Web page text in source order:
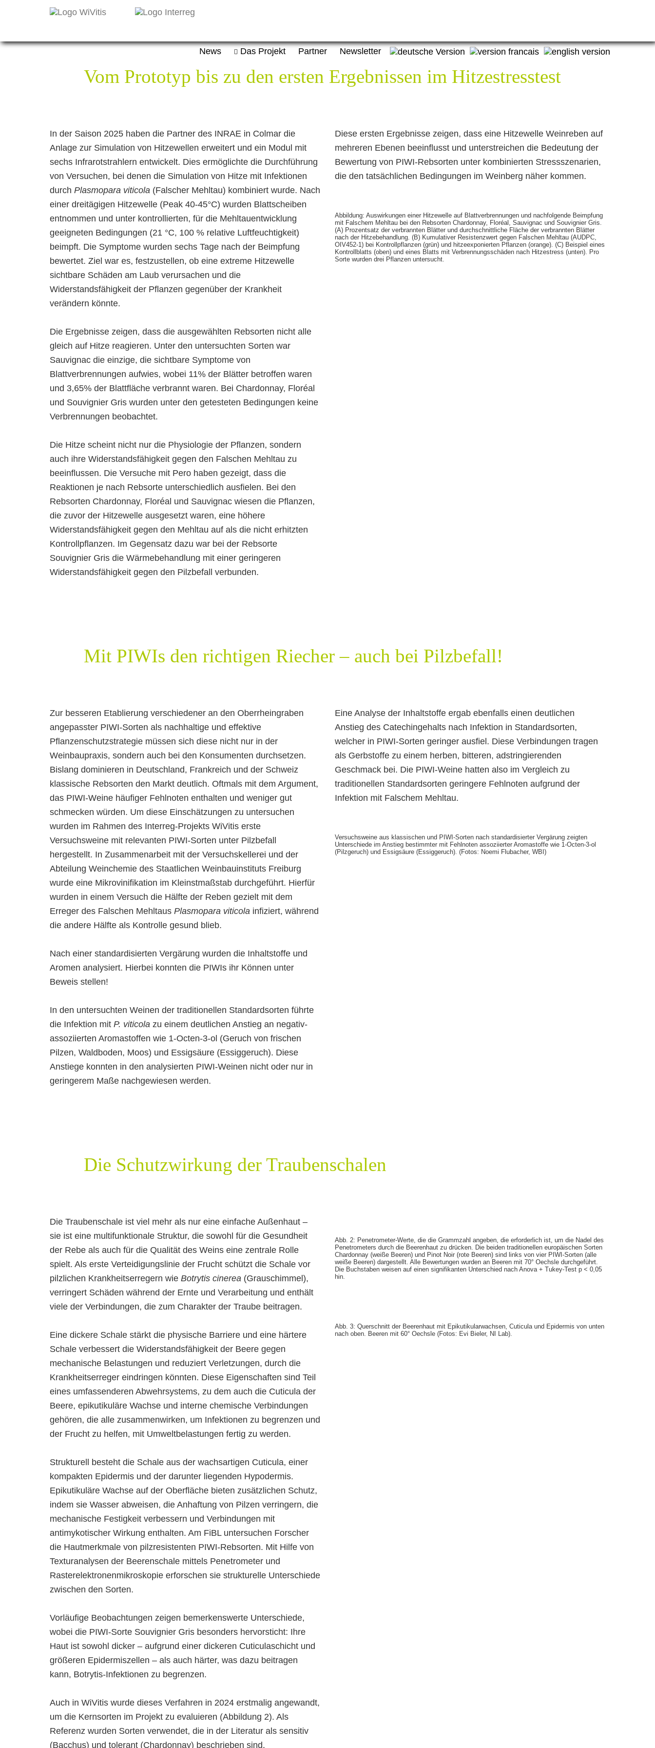
News Das Projekt Partner Newsletter
Vom Prototyp bis zu den ersten Ergebnissen im Hitzestresstest
In der Saison 2025 haben die Partner des INRAE in Colmar die
Anlage zur Simulation von Hitzewellen erweitert und ein Modul mit
sechs Infrarotstrahlern entwickelt. Dies ermöglichte die Durchführung
von Versuchen, bei denen die Simulation von Hitze mit Infektionen
durch Plasmopara viticola (Falscher Mehltau) kombiniert wurde. Nach
einer dreitägigen Hitzewelle (Peak 40-45°C) wurden Blattscheiben
entnommen und unter kontrollierten, für die Mehltauentwicklung
geeigneten Bedingungen (21 °C, 100 % relative Luftfeuchtigkeit)
beimpft. Die Symptome wurden sechs Tage nach der Beimpfung
bewertet. Ziel war es, festzustellen, ob eine extreme Hitzewelle
sichtbare Schäden am Laub verursachen und die
Widerstandsfähigkeit der Pflanzen gegenüber der Krankheit
verändern könnte.
Die Ergebnisse zeigen, dass die ausgewählten Rebsorten nicht alle
gleich auf Hitze reagieren. Unter den untersuchten Sorten war
Sauvignac die einzige, die sichtbare Symptome von
Blattverbrennungen aufwies, wobei 11% der Blätter betroffen waren
und 3,65% der Blattfläche verbrannt waren. Bei Chardonnay, Floréal
und Souvignier Gris wurden unter den getesteten Bedingungen keine
Verbrennungen beobachtet.
Die Hitze scheint nicht nur die Physiologie der Pflanzen, sondern
auch ihre Widerstandsfähigkeit gegen den Falschen Mehltau zu
beeinflussen. Die Versuche mit Pero haben gezeigt, dass die
Reaktionen je nach Rebsorte unterschiedlich ausfielen. Bei den
Rebsorten Chardonnay, Floréal und Sauvignac wiesen die Pflanzen,
die zuvor der Hitzewelle ausgesetzt waren, eine höhere
Widerstandsfähigkeit gegen den Mehltau auf als die nicht erhitzten
Kontrollpflanzen. Im Gegensatz dazu war bei der Rebsorte
Souvignier Gris die Wärmebehandlung mit einer geringeren
Widerstandsfähigkeit gegen den Pilzbefall verbunden.
Diese ersten Ergebnisse zeigen, dass eine Hitzewelle Weinreben auf
mehreren Ebenen beeinflusst und unterstreichen die Bedeutung der
Bewertung von PIWI-Rebsorten unter kombinierten Stressszenarien,
die den tatsächlichen Bedingungen im Weinberg näher kommen.
Abbildung: Auswirkungen einer Hitzewelle auf Blattverbrennungen und nachfolgende Beimpfung
mit Falschem Mehltau bei den Rebsorten Chardonnay, Floréal, Sauvignac und Souvignier Gris.
(A) Prozentsatz der verbrannten Blätter und durchschnittliche Fläche der verbrannten Blätter
nach der Hitzebehandlung. (B) Kumulativer Resistenzwert gegen Falschen Mehltau (AUDPC,
OIV452-1) bei Kontrollpflanzen (grün) und hitzeexponierten Pflanzen (orange). (C) Beispiel eines
Kontrollblatts (oben) und eines Blatts mit Verbrennungsschäden nach Hitzestress (unten). Pro
Sorte wurden drei Pflanzen untersucht.
Mit PIWIs den richtigen Riecher – auch bei Pilzbefall!
Zur besseren Etablierung verschiedener an den Oberrheingraben
angepasster PIWI-Sorten als nachhaltige und effektive
Pflanzenschutzstrategie müssen sich diese nicht nur in der
Weinbaupraxis, sondern auch bei den Konsumenten durchsetzen.
Bislang dominieren in Deutschland, Frankreich und der Schweiz
klassische Rebsorten den Markt deutlich. Oftmals mit dem Argument,
das PIWI-Weine häufiger Fehlnoten enthalten und weniger gut
schmecken würden. Um diese Einschätzungen zu untersuchen
wurden im Rahmen des Interreg-Projekts WiVitis erste
Versuchsweine mit relevanten PIWI-Sorten unter Pilzbefall
hergestellt. In Zusammenarbeit mit der Versuchskellerei und der
Abteilung Weinchemie des Staatlichen Weinbauinstituts Freiburg
wurde eine Mikrovinifikation im Kleinstmaßstab durchgeführt. Hierfür
wurden in einem Versuch die Hälfte der Reben gezielt mit dem
Erreger des Falschen Mehltaus Plasmopara viticola infiziert, während
die andere Hälfte als Kontrolle gesund blieb.
Nach einer standardisierten Vergärung wurden die Inhaltstoffe und
Aromen analysiert. Hierbei konnten die PIWIs ihr Können unter
Beweis stellen!
In den untersuchten Weinen der traditionellen Standardsorten führte
die Infektion mit P. viticola zu einem deutlichen Anstieg an negativ-
assoziierten Aromastoffen wie 1-Octen-3-ol (Geruch von frischen
Pilzen, Waldboden, Moos) und Essigsäure (Essiggeruch). Diese
Anstiege konnten in den analysierten PIWI-Weinen nicht oder nur in
geringerem Maße nachgewiesen werden.
Eine Analyse der Inhaltstoffe ergab ebenfalls einen deutlichen
Anstieg des Catechingehalts nach Infektion in Standardsorten,
welcher in PIWI-Sorten geringer ausfiel. Diese Verbindungen tragen
als Gerbstoffe zu einem herben, bitteren, adstringierenden
Geschmack bei. Die PIWI-Weine hatten also im Vergleich zu
traditionellen Standardsorten geringere Fehlnoten aufgrund der
Infektion mit Falschem Mehltau.
Versuchsweine aus klassischen und PIWI-Sorten nach standardisierter Vergärung zeigten
Unterschiede im Anstieg bestimmter mit Fehlnoten assoziierter Aromastoffe wie 1-Octen-3-ol
(Pilzgeruch) und Essigsäure (Essiggeruch). (Fotos: Noemi Flubacher, WBI)
Die Schutzwirkung der Traubenschalen
Die Traubenschale ist viel mehr als nur eine einfache Außenhaut –
sie ist eine multifunktionale Struktur, die sowohl für die Gesundheit
der Rebe als auch für die Qualität des Weins eine zentrale Rolle
spielt. Als erste Verteidigungslinie der Frucht schützt die Schale vor
pilzlichen Krankheitserregern wie Botrytis cinerea (Grauschimmel),
verringert Schäden während der Ernte und Verarbeitung und enthält
viele der Verbindungen, die zum Charakter der Traube beitragen.
Eine dickere Schale stärkt die physische Barriere und eine härtere
Schale verbessert die Widerstandsfähigkeit der Beere gegen
mechanische Belastungen und reduziert Verletzungen, durch die
Krankheitserreger eindringen könnten. Diese Eigenschaften sind Teil
eines umfassenderen Abwehrsystems, zu dem auch die Cuticula der
Beere, epikutikuläre Wachse und interne chemische Verbindungen
gehören, die alle zusammenwirken, um Infektionen zu begrenzen und
der Frucht zu helfen, mit Umweltbelastungen fertig zu werden.
Strukturell besteht die Schale aus der wachsartigen Cuticula, einer
kompakten Epidermis und der darunter liegenden Hypodermis.
Epikutikuläre Wachse auf der Oberfläche bieten zusätzlichen Schutz,
indem sie Wasser abweisen, die Anhaftung von Pilzen verringern, die
mechanische Festigkeit verbessern und Verbindungen mit
antimykotischer Wirkung enthalten. Am FiBL untersuchen Forscher
die Hautmerkmale von pilzresistenten PIWI-Rebsorten. Mit Hilfe von
Texturanalysen der Beerenschale mittels Penetrometer und
Rasterelektronenmikroskopie erforschen sie strukturelle Unterschiede
zwischen den Sorten.
Vorläufige Beobachtungen zeigen bemerkenswerte Unterschiede,
wobei die PIWI-Sorte Souvignier Gris besonders hervorsticht: Ihre
Haut ist sowohl dicker – aufgrund einer dickeren Cuticulaschicht und
größeren Epidermiszellen – als auch härter, was dazu beitragen
kann, Botrytis-Infektionen zu begrenzen.
Auch in WiVitis wurde dieses Verfahren in 2024 erstmalig angewandt,
um die Kernsorten im Projekt zu evaluieren (Abbildung 2). Als
Referenz wurden Sorten verwendet, die in der Literatur als sensitiv
(Bacchus) und tolerant (Chardonnay) beschrieben sind.
Abb. 2: Penetrometer-Werte, die die Grammzahl angeben, die erforderlich ist, um die Nadel des
Penetrometers durch die Beerenhaut zu drücken. Die beiden traditionellen europäischen Sorten
Chardonnay (weiße Beeren) und Pinot Noir (rote Beeren) sind links von vier PIWI-Sorten (alle
weiße Beeren) dargestellt. Alle Bewertungen wurden an Beeren mit 70° Oechsle durchgeführt.
Die Buchstaben weisen auf einen signifikanten Unterschied nach Anova + Tukey-Test p < 0,05
hin.
Abb. 3: Querschnitt der Beerenhaut mit Epikutikularwachsen, Cuticula und Epidermis von unten
nach oben. Beeren mit 60° Oechsle (Fotos: Evi Bieler, NI Lab).